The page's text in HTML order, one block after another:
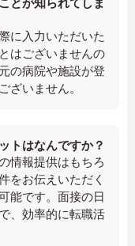
とが知られてしま
に入力いただいた
はございませんの
の病院や施設が登
ざいません。
トはなんですか？
情報提供はもちろ
をお伝えいただく
能です。面接の日
、効率的に転職活